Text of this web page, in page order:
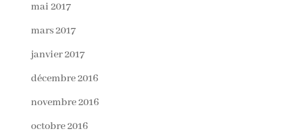
mai 2017
mars 2017
janvier 2017
décembre 2016
novembre 2016
octobre 2016